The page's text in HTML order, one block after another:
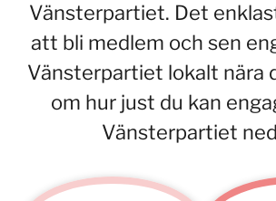
Vänsterpartiet. Det
att bli medlem och sen
Vänsterpartiet lokalt nära
om hur just du kan
Vänsterpartiet